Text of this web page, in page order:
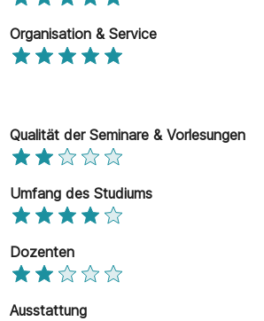
Organisation & Service
Qualität der Seminare & Vorlesungen
Umfang des Studiums
Dozenten
Ausstattung